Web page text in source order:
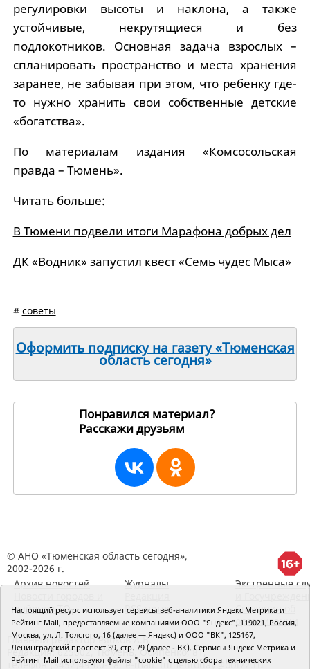
регулировки высоты и наклона, а также
устойчивые, некрутящиеся и без
подлокотников. Основная задача взрослых –
спланировать пространство и места хранения
заранее, не забывая при этом, что ребенку где-
то нужно хранить свои собственные детские
«богатства».
По материалам издания «Комсосольская
правда – Тюмень».
Читать больше:
В Тюмени подвели итоги Марафона добрых дел
ДК «Водник» запустил квест «Семь чудес Мыса»
# советы
Оформить подписку на газету «Тюменская
область сегодня»
Понравился материал?
Расскажи друзьям
© АНО «Тюменская область сегодня»,
2002-2026 г.
Архив новостей
районов ТО
Журналы
RSS поток
Экстренные
Сведения об
организации
Главный редактор Рябков А.В.
Редакция: 625002, Тюмень, Осипенко, 81,
телефон (3452)49-00-18, e-mail: tumentoday@obl72.ru
Настоящий ресурс использует сервисы веб-аналитики Яндекс Метрика и
Рейтинг Mail, предоставляемые компаниями ООО "Яндекс", 119021, Россия,
Москва, ул. Л. Толстого, 16 (далее — Яндекс) и ООО "ВК", 125167,
Ленинградский проспект 39, стр. 79 (далее - ВК). Сервисы Яндекс Метрика и
Рейтинг Mail используют файлы "cookie" с целью сбора технических